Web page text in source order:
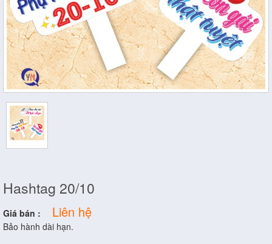
Hashtag 20/10
Giá bán : Liên hệ
Bảo hành dài hạn.